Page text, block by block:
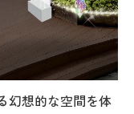
幻想的な空間を体